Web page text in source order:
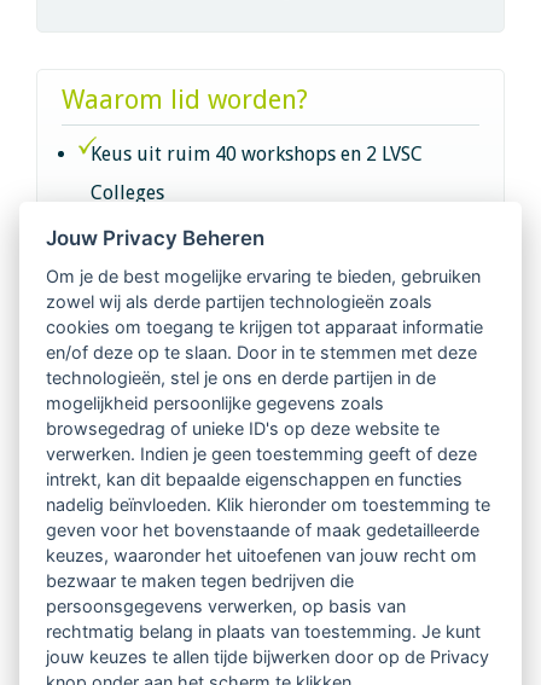
Waarom lid worden?
Keus uit ruim 40 workshops en 2 LVSC
Colleges
Intervisie met geregistreerde vakgenoten
Netwerk van 2100 professionals in 14
regio's
Vindbaar voor opdrachtgevers
Tijdschrift voor
Begeleidingskunde & kennisbank
Beroepsregistratie (LVSC keurmerk)
Lid worden van LVSC
Jouw Privacy Beheren
Om je de best mogelijke ervaring te bieden, gebruiken
zowel wij als derde partijen technologieën zoals
cookies om toegang te krijgen tot apparaat informatie
en/of deze op te slaan. Door in te stemmen met deze
technologieën, stel je ons en derde partijen in de
mogelijkheid persoonlijke gegevens zoals
browsegedrag of unieke ID's op deze website te
verwerken. Indien je geen toestemming geeft of deze
intrekt, kan dit bepaalde eigenschappen en functies
nadelig beïnvloeden. Klik hieronder om toestemming te
geven voor het bovenstaande of maak gedetailleerde
keuzes, waaronder het uitoefenen van jouw recht om
bezwaar te maken tegen bedrijven die
persoonsgegevens verwerken, op basis van
rechtmatig belang in plaats van toestemming. Je kunt
jouw keuzes te allen tijde bijwerken door op de Privacy